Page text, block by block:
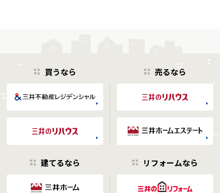
買うなら 売るなら
建てるなら リフォームなら